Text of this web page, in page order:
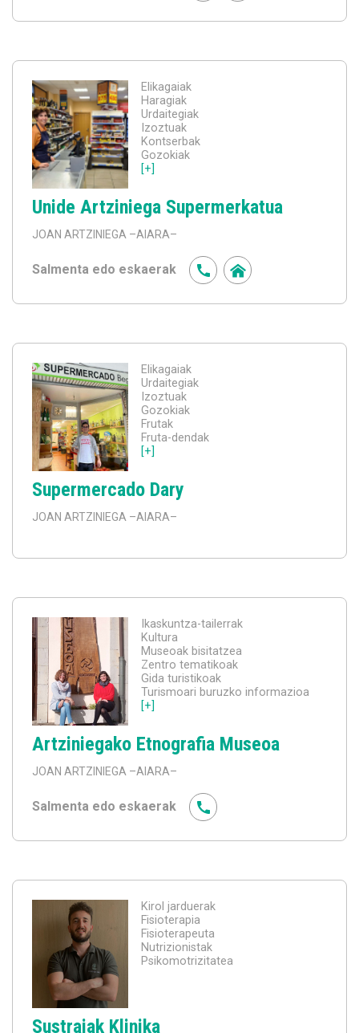
Elikagaiak
Haragiak
Urdaitegiak
Izoztuak
Kontserbak
Gozokiak
[+]
Unide Artziniega Supermerkatua
JOAN ARTZINIEGA –AIARA–
Salmenta edo eskaerak
Elikagaiak
Urdaitegiak
Izoztuak
Gozokiak
Frutak
Fruta-dendak
[+]
Supermercado Dary
JOAN ARTZINIEGA –AIARA–
Ikaskuntza-tailerrak
Kultura
Museoak bisitatzea
Zentro tematikoak
Gida turistikoak
Turismoari buruzko informazioa
[+]
Artziniegako Etnografia Museoa
JOAN ARTZINIEGA –AIARA–
Salmenta edo eskaerak
Kirol jarduerak
Fisioterapia
Fisioterapeuta
Nutrizionistak
Psikomotrizitatea
Sustraiak Klinika